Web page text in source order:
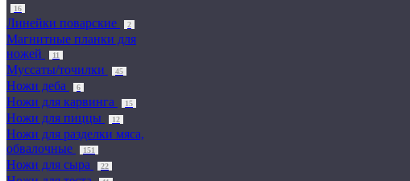
16
Линейки поварские 2
Магнитные планки для
ножей
11
Муссаты/точилки 45
Ножи деба 6
Ножи для карвинга 15
Ножи для пиццы 12
Ножи для разделки мяса,
обвалочные
151
Ножи для сыра 22